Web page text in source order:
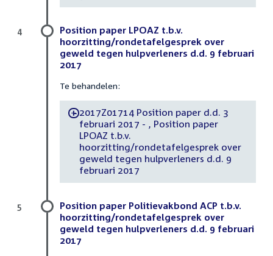
Position paper LPOAZ t.b.v.
hoorzitting/rondetafelgesprek over
geweld tegen hulpverleners d.d. 9 februari
2017
Te behandelen:
-2017Z01714 Position paper d.d. 3
februari 2017 - , Position paper
LPOAZ t.b.v.
hoorzitting/rondetafelgesprek over
geweld tegen hulpverleners d.d. 9
februari 2017
4
Position paper Politievakbond ACP t.b.v.
hoorzitting/rondetafelgesprek over
geweld tegen hulpverleners d.d. 9 februari
2017
5